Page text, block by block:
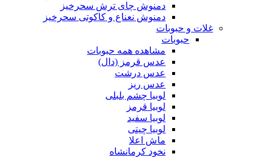
دمنوش چای ترش سحرخیز
دمنوش نعناع و کاکوتی سحرخیز
غلات و حبوبات
حبوبات
مشاهده همه حبوبات
عدس قرمز (دال)
عدس درشت
عدس ریز
لوبیا چشم بلبلی
لوبیا قرمز
لوبیا سفید
لوبیا چیتی
ماش اعلا
نخود کرمانشاه